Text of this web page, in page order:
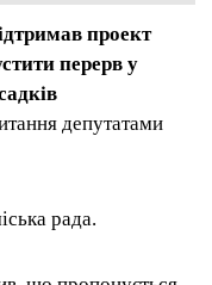
проект
перерв у
депутатами
рада.